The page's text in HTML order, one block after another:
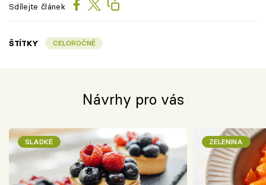
Sdílejte článek
ŠTÍTKY CELOROČNĚ
Návrhy pro vás
SLADKÉ ZELENINA